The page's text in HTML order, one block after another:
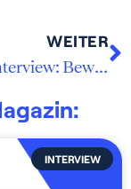
WEITER
Insider Interview: Bewerbung bei Munich Re
INTERVIEW